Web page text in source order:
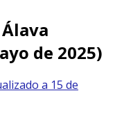
de 2025)
a 15 de